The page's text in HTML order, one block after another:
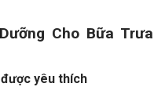
Cho Bữa Trưa
yêu thích